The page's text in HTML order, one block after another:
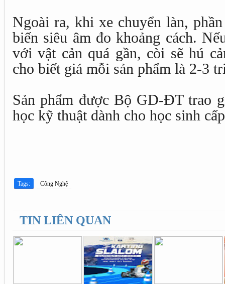
Ngoài ra, khi xe chuyển làn,
biến siêu âm đo khoảng cách.
với vật cản quá gần, còi sẽ hú
cho biết giá mỗi sản phẩm là 2-3
Sản phẩm được Bộ GD-ĐT trao
học kỹ thuật dành cho học sinh
Tags: Công Nghệ
TIN LIÊN QUAN